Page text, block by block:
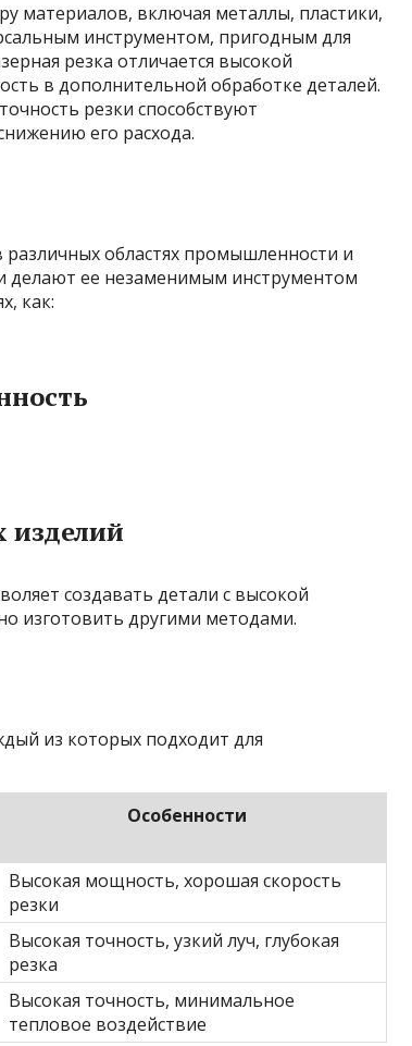
материалов, включая металлы, пластики,
инструментом, пригодным для
резка отличается высокой
в дополнительной обработке деталей.
резки способствуют
его расхода.
областях промышленности и
делают ее незаменимым инструментом
как:
изделий
создавать детали с высокой
изготовить другими методами.
из которых подходит для
Особенности
Высокая мощность, хорошая скорость
резки
Высокая точность, узкий луч, глубокая
резка
Высокая точность, минимальное
тепловое воздействие